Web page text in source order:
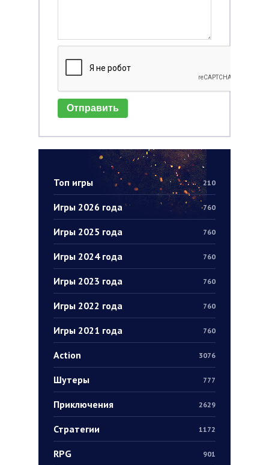
Топ игры 210
Игры 2026 года 760
Игры 2025 года 760
Игры 2024 года 760
Игры 2023 года 760
Игры 2022 года 760
Игры 2021 года 760
Action 3076
Шутеры 777
Приключения 2629
Стратегии 1172
RPG 901
Отправить